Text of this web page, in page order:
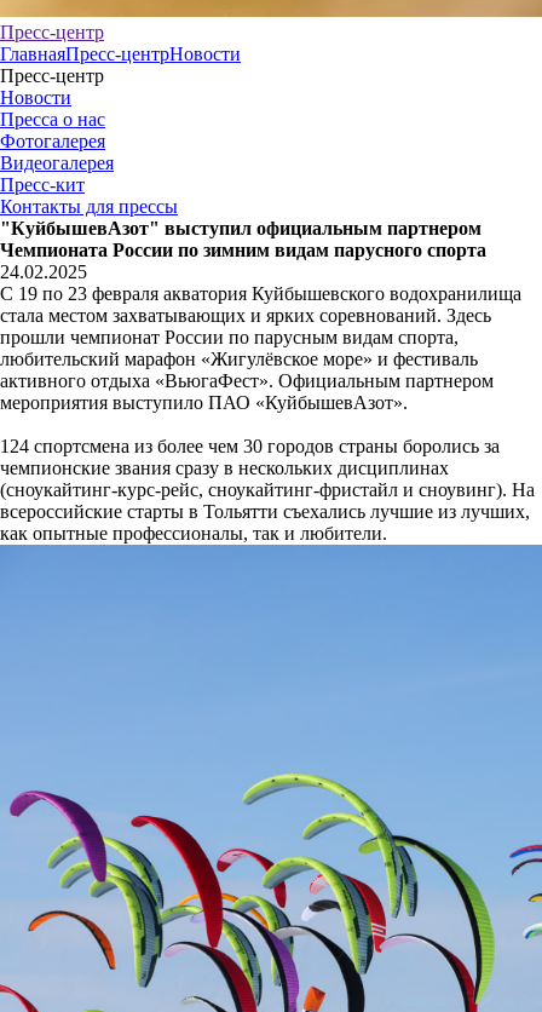
Пресс-центр
ГлавнаяПресс-центрНовости
Пресс-центр
Новости
Пресса о нас
Фотогалерея
Видеогалерея
Пресс-кит
Контакты для прессы
"КуйбышевАзот" выступил официальным партнером
Чемпионата России по зимним видам парусного спорта
24.02.2025
С 19 по 23 февраля акватория Куйбышевского водохранилища
стала местом захватывающих и ярких соревнований. Здесь
прошли чемпионат России по парусным видам спорта,
любительский марафон «Жигулёвское море» и фестиваль
активного отдыха «ВьюгаФест». Официальным партнером
мероприятия выступило ПАО «КуйбышевАзот».
124 спортсмена из более чем 30 городов страны боролись за
чемпионские звания сразу в нескольких дисциплинах
(сноукайтинг-курс-рейс, сноукайтинг-фристайл и сноувинг). На
всероссийские старты в Тольятти съехались лучшие из лучших,
как опытные профессионалы, так и любители.